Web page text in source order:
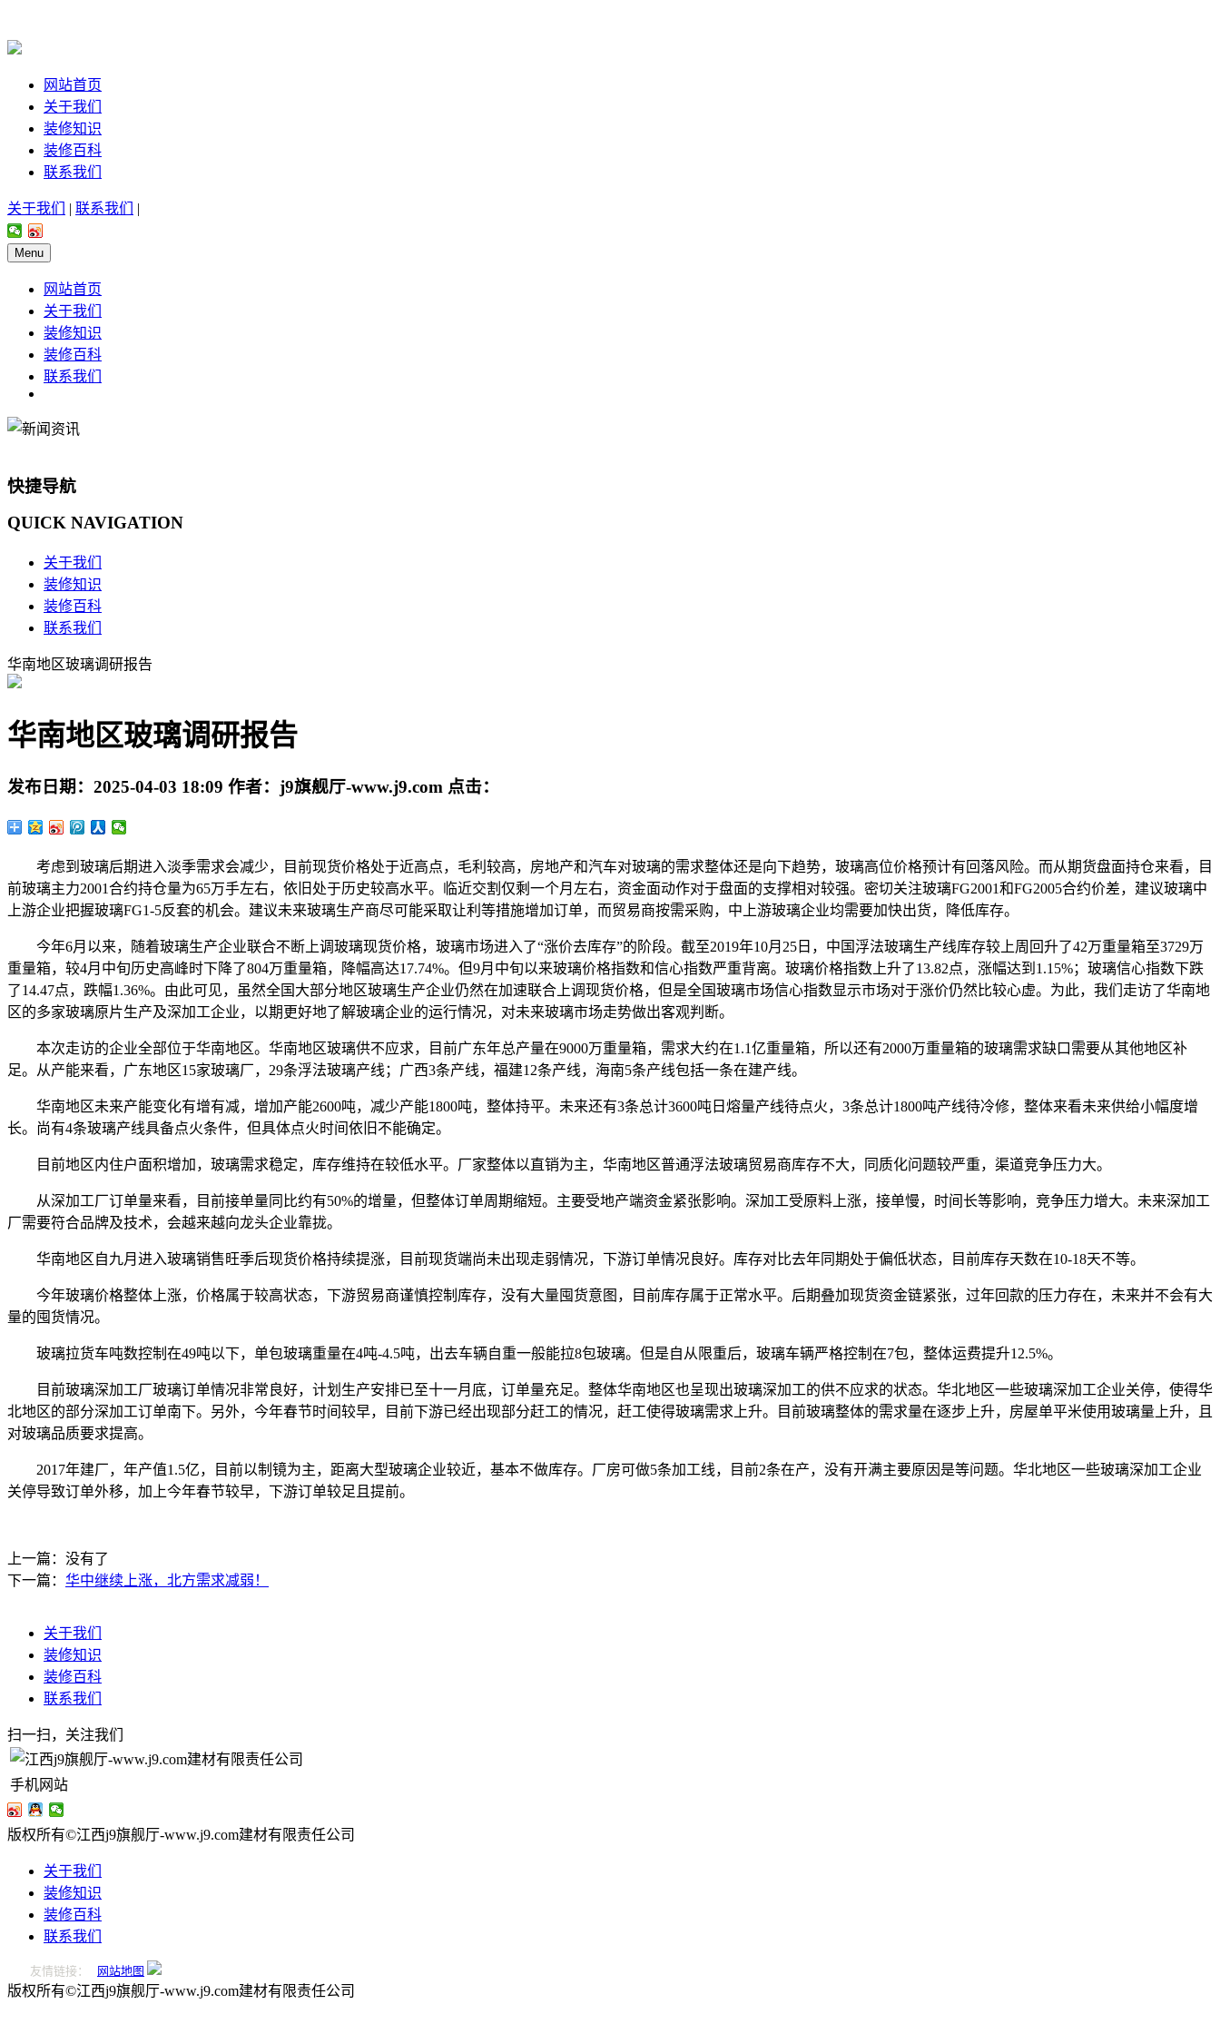
网站首页
关于我们
装修知识
装修百科
联系我们
关于我们 | 联系我们 |
Menu
网站首页
关于我们
装修知识
装修百科
联系我们
快捷导航
QUICK NAVIGATION
关于我们
装修知识
装修百科
联系我们
华南地区玻璃调研报告
华南地区玻璃调研报告
发布日期： 2025-04-03 18:09 作者： j9旗舰厅-www.j9.com 点击：
考虑到玻璃后期进入淡季需求会减少，目前现货价格处于近高点，毛利较高，房地产和汽车对玻璃的需求整体还是向下趋势，玻璃高位价格预计有回落风险。而从期货盘面持仓来看，目
前玻璃主力2001合约持仓量为65万手左右，依旧处于历史较高水平。临近交割仅剩一个月左右，资金面动作对于盘面的支撑相对较强。密切关注玻璃FG2001和FG2005合约价差，建议玻璃中
上游企业把握玻璃FG1-5反套的机会。建议未来玻璃生产商尽可能采取让利等措施增加订单，而贸易商按需采购，中上游玻璃企业均需要加快出货，降低库存。
今年6月以来，随着玻璃生产企业联合不断上调玻璃现货价格，玻璃市场进入了“涨价去库存”的阶段。截至2019年10月25日，中国浮法玻璃生产线库存较上周回升了42万重量箱至3729万
重量箱，较4月中旬历史高峰时下降了804万重量箱，降幅高达17.74%。但9月中旬以来玻璃价格指数和信心指数严重背离。玻璃价格指数上升了13.82点，涨幅达到1.15%；玻璃信心指数下跌
了14.47点，跌幅1.36%。由此可见，虽然全国大部分地区玻璃生产企业仍然在加速联合上调现货价格，但是全国玻璃市场信心指数显示市场对于涨价仍然比较心虚。为此，我们走访了华南地
区的多家玻璃原片生产及深加工企业，以期更好地了解玻璃企业的运行情况，对未来玻璃市场走势做出客观判断。
本次走访的企业全部位于华南地区。华南地区玻璃供不应求，目前广东年总产量在9000万重量箱，需求大约在1.1亿重量箱，所以还有2000万重量箱的玻璃需求缺口需要从其他地区补
足。从产能来看，广东地区15家玻璃厂，29条浮法玻璃产线；广西3条产线，福建12条产线，海南5条产线包括一条在建产线。
华南地区未来产能变化有增有减，增加产能2600吨，减少产能1800吨，整体持平。未来还有3条总计3600吨日熔量产线待点火，3条总计1800吨产线待冷修，整体来看未来供给小幅度增
长。尚有4条玻璃产线具备点火条件，但具体点火时间依旧不能确定。
目前地区内住户面积增加，玻璃需求稳定，库存维持在较低水平。厂家整体以直销为主，华南地区普通浮法玻璃贸易商库存不大，同质化问题较严重，渠道竞争压力大。
从深加工厂订单量来看，目前接单量同比约有50%的增量，但整体订单周期缩短。主要受地产端资金紧张影响。深加工受原料上涨，接单慢，时间长等影响，竞争压力增大。未来深加工
厂需要符合品牌及技术，会越来越向龙头企业靠拢。
华南地区自九月进入玻璃销售旺季后现货价格持续提涨，目前现货端尚未出现走弱情况，下游订单情况良好。库存对比去年同期处于偏低状态，目前库存天数在10-18天不等。
今年玻璃价格整体上涨，价格属于较高状态，下游贸易商谨慎控制库存，没有大量囤货意图，目前库存属于正常水平。后期叠加现货资金链紧张，过年回款的压力存在，未来并不会有大
量的囤货情况。
玻璃拉货车吨数控制在49吨以下，单包玻璃重量在4吨-4.5吨，出去车辆自重一般能拉8包玻璃。但是自从限重后，玻璃车辆严格控制在7包，整体运费提升12.5%。
目前玻璃深加工厂玻璃订单情况非常良好，计划生产安排已至十一月底，订单量充足。整体华南地区也呈现出玻璃深加工的供不应求的状态。华北地区一些玻璃深加工企业关停，使得华
北地区的部分深加工订单南下。另外，今年春节时间较早，目前下游已经出现部分赶工的情况，赶工使得玻璃需求上升。目前玻璃整体的需求量在逐步上升，房屋单平米使用玻璃量上升，且
对玻璃品质要求提高。
2017年建厂，年产值1.5亿，目前以制镜为主，距离大型玻璃企业较近，基本不做库存。厂房可做5条加工线，目前2条在产，没有开满主要原因是等问题。华北地区一些玻璃深加工企业
关停导致订单外移，加上今年春节较早，下游订单较足且提前。
上一篇：没有了
下一篇： 华中继续上涨，北方需求减弱！
关于我们
装修知识
装修百科
联系我们
扫一扫，关注我们
手机网站
版权所有©江西j9旗舰厅-www.j9.com建材有限责任公司
关于我们
装修知识
装修百科
联系我们
友情链接： 网站地图
版权所有©江西j9旗舰厅-www.j9.com建材有限责任公司